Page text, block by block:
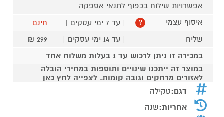
אפשרויות שילוח בכפוף לתנאי אספקה
איסוף עצמי
? | עד 7 ימי עסקים |
חינם
שליח
| עד 14 ימי עסקים |
299 ₪
במכירה זו ניתן לרכוש עד 1 בעלות משלוח אחד
במוצר זה ייתכנו שינויים ותוספות במחירי הובלה
לאזורים מרחקים וגובה קומות. לצפייה לחץ כאן
דגם:טקילה
אחריות:שנה